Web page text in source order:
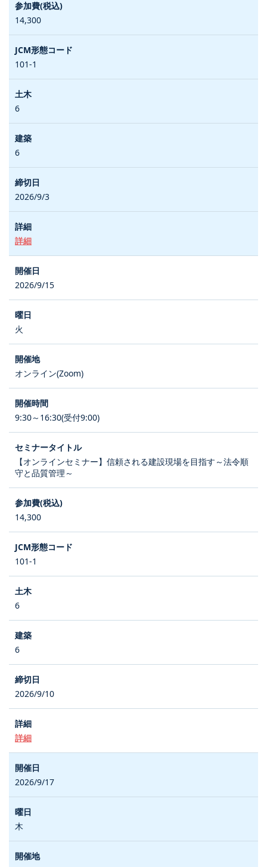
14,300
101-1
6
6
2026/9/3
詳細
2026/9/15
火
オンライン(Zoom)
9:30～16:30(受付9:00)
【オンラインセミナー】信頼される建設現場を目指す～法令順
守と品質管理～
14,300
101-1
6
6
2026/9/10
詳細
2026/9/17
木